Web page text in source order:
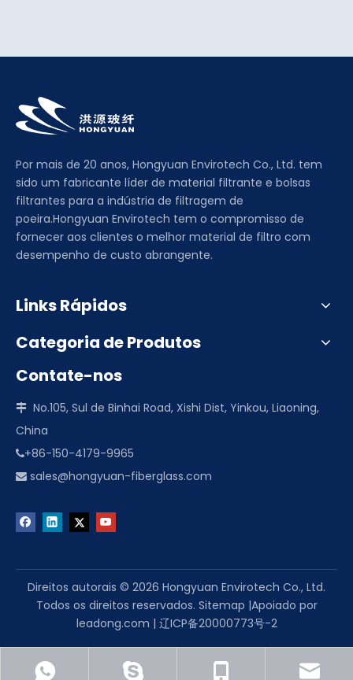
Por mais de 20 anos, Hongyuan Envirotech Co., Ltd. tem
sido um fabricante líder de material filtrante e bolsas
filtrantes para a indústria de filtragem de
poeira.Hongyuan Envirotech tem o compromisso de
fornecer aos clientes o melhor material de filtro com
desempenho de custo abrangente.
Links Rápidos
Categoria de Produtos
Contate-nos
 No.105, Sul de Binhai Road, Xishi Dist, Yinkou, Liaoning,
China
+86-150-4179-9965
 sales@hongyuan-fiberglass.com
Direitos autorais © 2026 Hongyuan Envirotech Co., Ltd.
Todos os direitos reservados. Sitemap |Apoiado por
leadong.com | 辽ICP备20000773号-2